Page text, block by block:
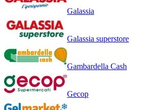
Galassia
Galassia superstore
Gambardella Cash
Gecop